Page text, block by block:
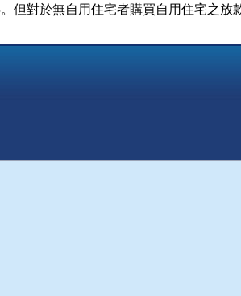
但對於無自用住宅者購買自用住宅之放